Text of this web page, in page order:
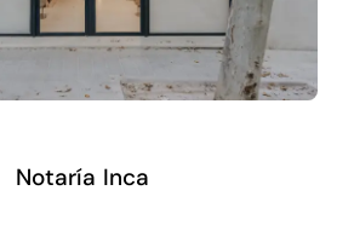
Notaría Inca